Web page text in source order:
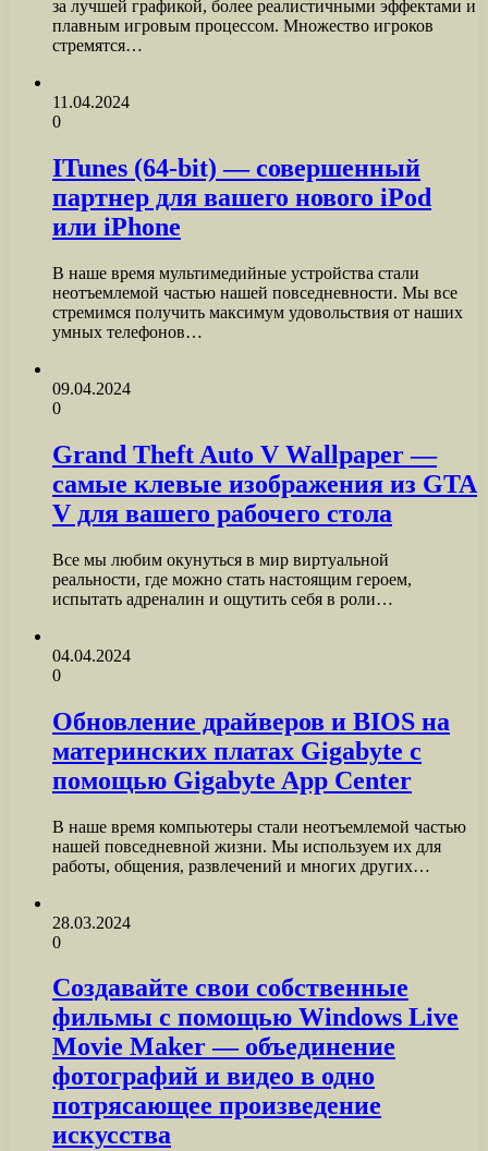
за лучшей графикой, более реалистичными эффектами и
плавным игровым процессом. Множество игроков
стремятся…
11.04.2024
0
ITunes (64-bit) — совершенный
партнер для вашего нового iPod
или iPhone
В наше время мультимедийные устройства стали
неотъемлемой частью нашей повседневности. Мы все
стремимся получить максимум удовольствия от наших
умных телефонов…
09.04.2024
0
Grand Theft Auto V Wallpaper —
самые клевые изображения из GTA
V для вашего рабочего стола
Все мы любим окунуться в мир виртуальной
реальности, где можно стать настоящим героем,
испытать адреналин и ощутить себя в роли…
04.04.2024
0
Обновление драйверов и BIOS на
материнских платах Gigabyte с
помощью Gigabyte App Center
В наше время компьютеры стали неотъемлемой частью
нашей повседневной жизни. Мы используем их для
работы, общения, развлечений и многих других…
28.03.2024
0
Создавайте свои собственные
фильмы с помощью Windows Live
Movie Maker — объединение
фотографий и видео в одно
потрясающее произведение
искусства